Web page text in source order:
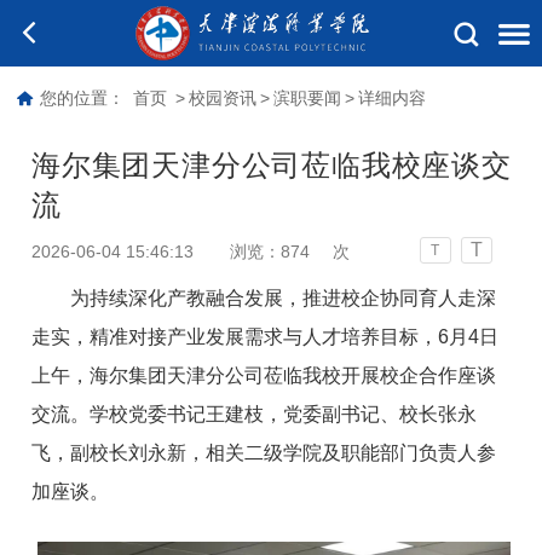
您的位置： 首页 > 校园资讯 > 滨职要闻 > 详细内容
海尔集团天津分公司莅临我校座谈交
流
2026-06-04 15:46:13 浏览：874 次 T T
为持续深化产教融合发展，推进校企协同育人走深
走实，精准对接产业发展需求与人才培养目标，6月4日
上午，海尔集团天津分公司莅临我校开展校企合作座谈
交流。学校党委书记王建枝，党委副书记、校长张永
飞，副校长刘永新，相关二级学院及职能部门负责人参
加座谈。